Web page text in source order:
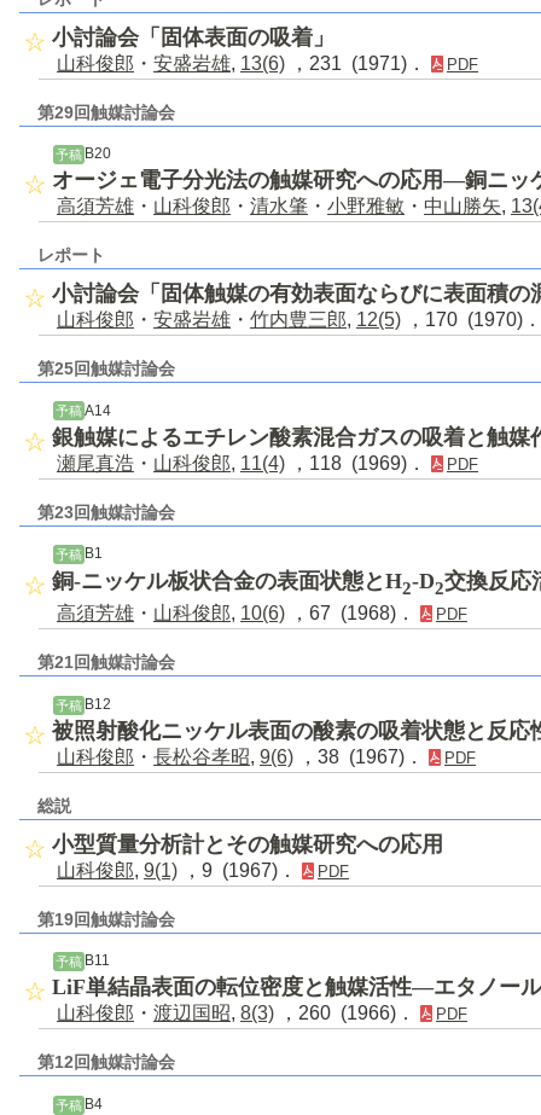
小討論会「固体表面の吸着」
山科俊郎 ・ 安盛岩雄, 13(6) ，231 (1971)． PDF
第29回触媒討論会
予稿 B20
オージェ電子分光法の触媒研究への応用―銅ニッ
高須芳雄 ・ 山科俊郎 ・ 清水肇 ・ 小野雅敏 ・ 中山勝矢,
レポート
小討論会「固体触媒の有効表面ならびに表面積の
山科俊郎 ・ 安盛岩雄 ・ 竹内豊三郎, 12(5) ，170 (1970)
第25回触媒討論会
予稿 A14
銀触媒によるエチレン酸素混合ガスの吸着と触媒
瀬尾真浩 ・ 山科俊郎, 11(4) ，118 (1969)． PDF
第23回触媒討論会
予稿 B1
銅-ニッケル板状合金の表面状態とH2-D2交換反応
高須芳雄 ・ 山科俊郎, 10(6) ，67 (1968)． PDF
第21回触媒討論会
予稿B12
被照射酸化ニッケル表面の酸素の吸着状態と反応
山科俊郎 ・ 長松谷孝昭, 9(6) ，38 (1967)． PDF
総説
小型質量分析計とその触媒研究への応用
山科俊郎, 9(1) ，9 (1967)． PDF
第19回触媒討論会
予稿 B11
LiF単結晶表面の転位密度と触媒活性―エタノー
山科俊郎 ・ 渡辺国昭, 8(3) ，260 (1966)． PDF
第12回触媒討論会
予稿 B4